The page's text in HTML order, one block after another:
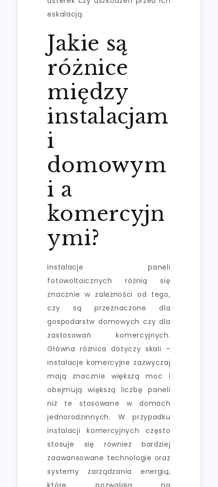
eskalacją.
Jakie są
różnice
między
instalacjam
i
domowym
i a
komercyjn
ymi?
Instalacje paneli
fotowoltaicznych różnią się
znacznie w zależności od tego,
czy są przeznaczone dla
gospodarstw domowych czy dla
zastosowań komercyjnych.
Główna różnica dotyczy skali –
instalacje komercyjne zazwyczaj
mają znacznie większą moc i
obejmują większą liczbę paneli
niż te stosowane w domach
jednorodzinnych. W przypadku
instalacji komercyjnych często
stosuje się również bardziej
zaawansowane technologie oraz
systemy zarządzania energią,
które pozwalają na